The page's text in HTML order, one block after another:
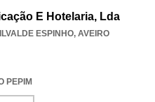
E Hotelaria, Lda
ESPINHO, AVEIRO
PEPIM